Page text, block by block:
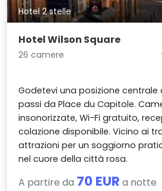
Hotel 2 stelle
Hotel Wilson Square
26 camere
Godetevi una posizione centrale
passi da Place du Capitole.
insonorizzate, Wi-Fi gratuito,
colazione disponibile. Vicino ai
attrazioni per un soggiorno
nel cuore della città rosa.
A partire da 70 EUR a notte